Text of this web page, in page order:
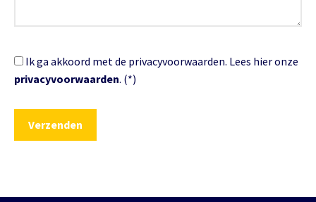
Ik ga akkoord met de privacyvoorwaarden. Lees hier onze
privacyvoorwaarden. (*)